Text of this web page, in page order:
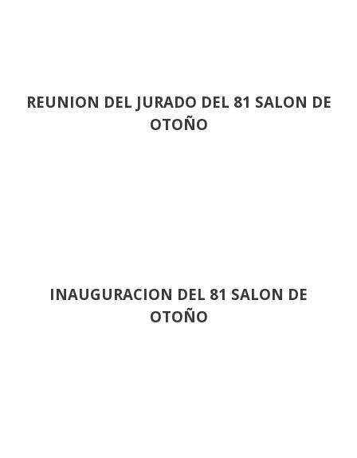
REUNION DEL JURADO DEL 81 SALON DE
OTOÑO
INAUGURACION DEL 81 SALON DE
OTOÑO